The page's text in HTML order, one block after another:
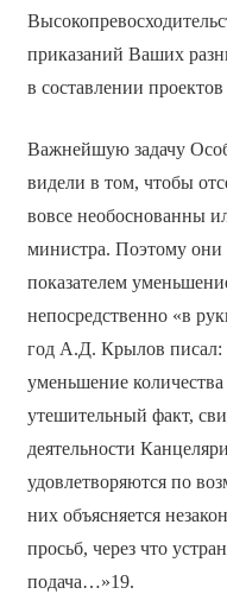
приказаний Ваших
в составлении
Важнейшую задачу
видели в том, чтобы
вовсе необоснованны
министра. Поэтому
показателем
непосредственно «в
год А.Д. Крылов писал:
уменьшение количества
утешительный факт,
деятельности
удовлетворяются по
них объясняется
просьб, через что
подача…»19.